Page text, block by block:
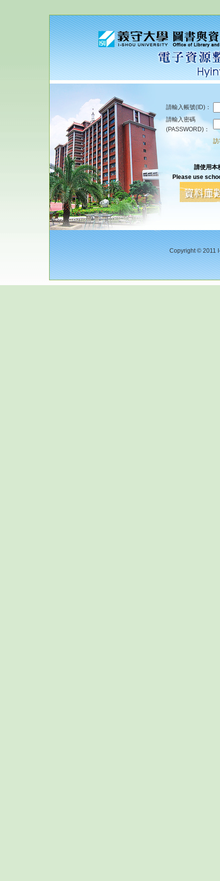
請輸入帳號(ID)：
請輸入密碼
(PASSWORD)：
請使用本
Please use
Copyright © 2011